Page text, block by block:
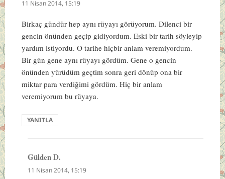
11 Nisan 2014, 15:19
Birkaç gündür hep aynı rüyayı görüyorum. Dilenci bir
gencin önünden geçip gidiyordum. Eski bir tarih söyleyip
yardım istiyordu. O tarihe hiçbir anlam veremiyordum.
Bir gün gene aynı rüyayı gördüm. Gene o gencin
önünden yürüdüm geçtim sonra geri dönüp ona bir
miktar para verdiğimi gördüm. Hiç bir anlam
veremiyorum bu rüyaya.
YANITLA
Gülden D.
ki:
11 Nisan 2014, 15:19